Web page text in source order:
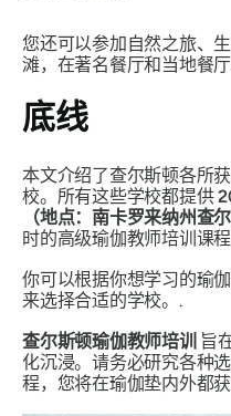
您还可以参加自然之旅、
滩，在著名餐厅和当地餐
底线
本文介绍了查尔斯顿各所
校。所有这些学校都提供
（地点：南卡罗来纳州查
时的高级瑜伽教师培训课程
你可以根据你想学习的瑜
来选择合适的学校。.
查尔斯顿瑜伽教师培训 旨
化沉浸。请务必研究各种
程，您将在瑜伽垫内外都